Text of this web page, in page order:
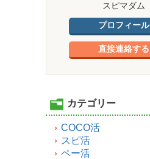
スピマダム
プロフィール
直接連絡する
カテゴリー
COCO活
スピ活
ペー活